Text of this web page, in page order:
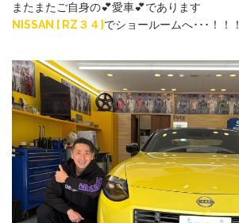
またまたご自身の💕愛車💕であります
NISSAN [ RZ３４] でショールームへ･･･！！！